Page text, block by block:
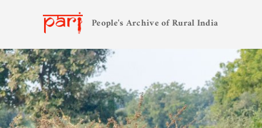
People's Archive of Rural India